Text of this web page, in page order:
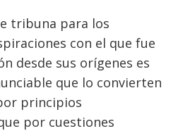
tribuna para los
con el que fue
desde sus orígenes es
que lo convierten
principios
por cuestiones